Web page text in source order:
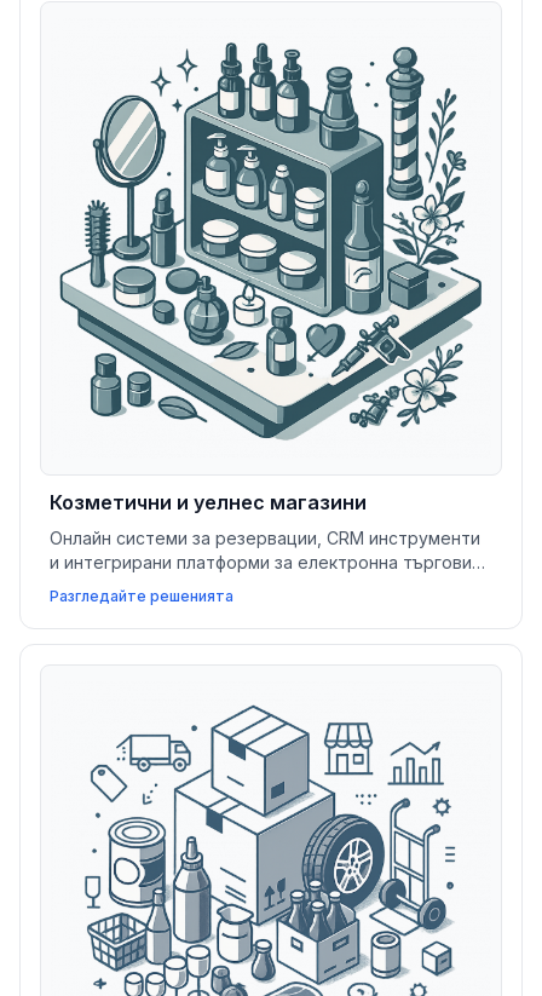
Козметични и уелнес магазини
Онлайн системи за резервации, CRM инструменти
и интегрирани платформи за електронна търговия
подобряват задържането на клиенти, улесняват
управлението на услуги и растежа на
козметичните и уелнес бизнеси.
Разгледайте решенията